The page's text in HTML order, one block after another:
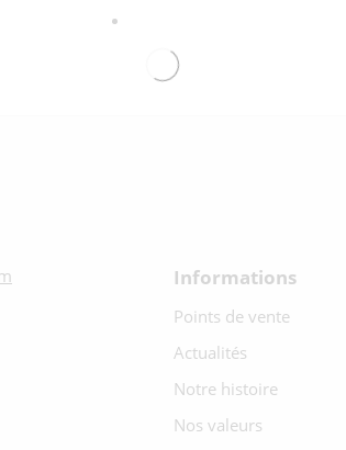
Informations
Points de vente
Actualités
Notre histoire
Nos valeurs